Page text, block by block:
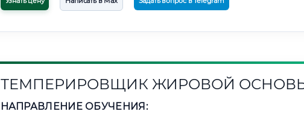
ТЕМПЕРИРОВЩИК ЖИРОВОЙ
НАПРАВЛЕНИЕ ОБУЧЕНИЯ: